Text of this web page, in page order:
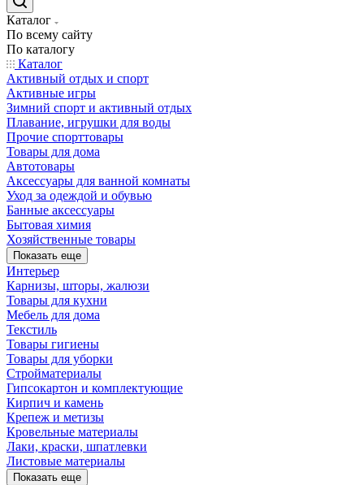
Каталог
По всему сайту
По каталогу
Каталог
Активный отдых и спорт
Активные игры
Зимний спорт и активный отдых
Плавание, игрушки для воды
Прочие спорттовары
Товары для дома
Автотовары
Аксессуары для ванной комнаты
Уход за одеждой и обувью
Банные аксессуары
Бытовая химия
Хозяйственные товары
Показать еще
Интерьер
Карнизы, шторы, жалюзи
Товары для кухни
Мебель для дома
Текстиль
Товары гигиены
Товары для уборки
Стройматериалы
Гипсокартон и комплектующие
Кирпич и камень
Крепеж и метизы
Кровельные материалы
Лаки, краски, шпатлевки
Листовые материалы
Показать еще